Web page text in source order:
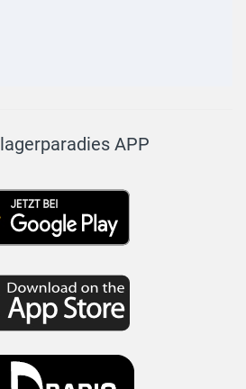
APP